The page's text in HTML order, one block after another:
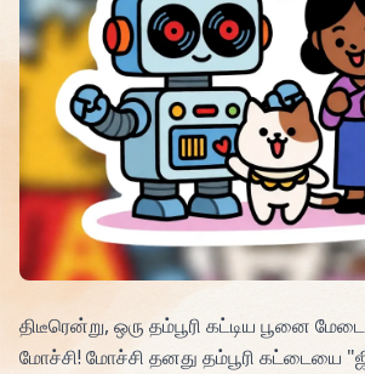
திடீரென்று, ஒரு தம்பூரி கட்டிய பூனை
மோச்சி! மோச்சி தனது தம்பூரி கட்டையை